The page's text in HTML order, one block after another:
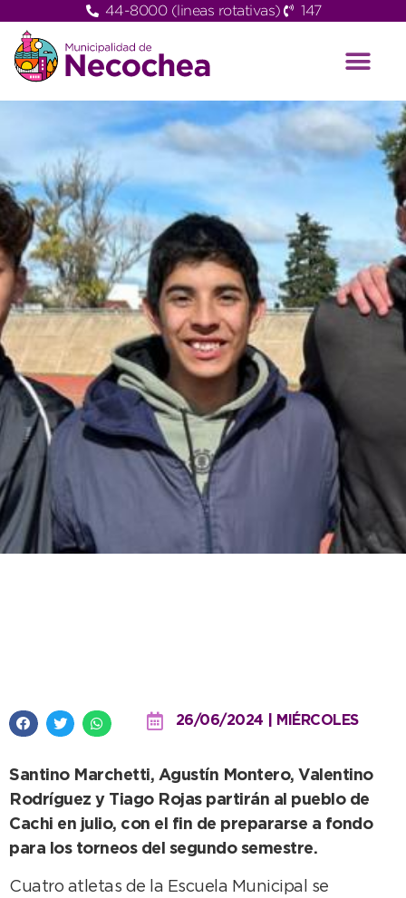
44-8000 (lineas rotativas) 147
26/06/2024 | MIÉRCOLES
Santino Marchetti, Agustín Montero, Valentino
Rodríguez y Tiago Rojas partirán al pueblo de
Cachi en julio, con el fin de prepararse a fondo
para los torneos del segundo semestre.
Cuatro atletas de la Escuela Municipal se